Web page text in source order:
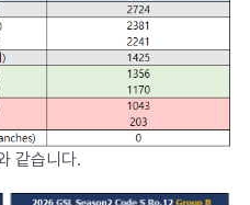
같습니다.